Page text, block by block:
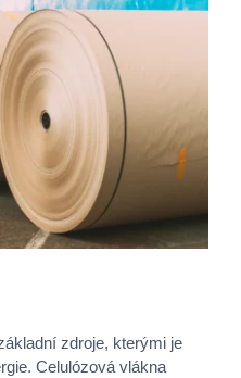
zdroje, kterými je
Celulózová vlákna